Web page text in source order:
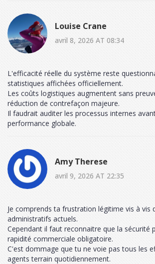
Louise Crane
avril 8, 2026 AT 08:34
L'efficacité réelle du système reste
statistiques affichées officiellement.
Les coûts logistiques augmentent sans
réduction de contrefaçon majeure.
Il faudrait auditer les processus internes
performance globale.
Amy Therese
avril 9, 2026 AT 22:35
Je comprends ta frustration légitime vis à vis
administratifs actuels.
Cependant il faut reconnaitre que la sécurité
rapidité commerciale obligatoire.
C'est dommage que tu ne voie pas tous les
agents terrain quotidiennement.